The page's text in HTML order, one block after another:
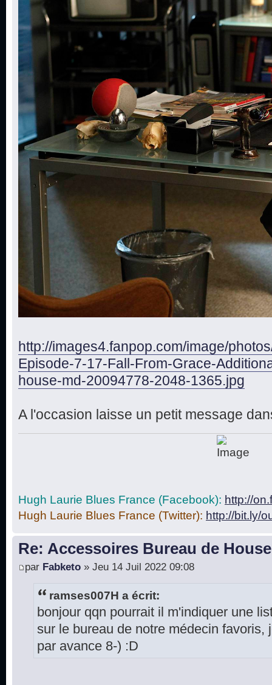
http://images4.fanpop.com/image/
Episode-7-17-Fall-From-Grace-
house-md-20094778-2048-1365.jpg
A l'occasion laisse un petit message
Hugh Laurie Blues France (Facebook): http://
Hugh Laurie Blues France (Twitter): http://bit.ly/
Re: Accessoires Bureau de House
par Fabketo » Jeu 14 Juil 2022 09:08
ramses007H a écrit:
bonjour qqn pourrait il m'indiquer une
sur le bureau de notre médecin favoris,
par avance 8-) :D